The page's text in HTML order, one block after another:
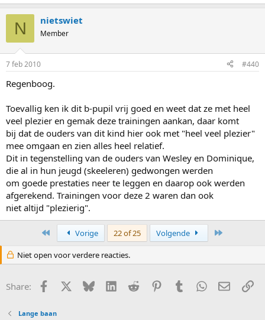
N nietswiet
Member
7 feb 2010 #440
Regenboog.
Toevallig ken ik dit b-pupil vrij goed en weet dat ze met heel
veel plezier en gemak deze trainingen aankan, daar komt
bij dat de ouders van dit kind hier ook met "heel veel plezier"
mee omgaan en zien alles heel relatief.
Dit in tegenstelling van de ouders van Wesley en Dominique,
die al in hun jeugd (skeeleren) gedwongen werden
om goede prestaties neer te leggen en daarop ook werden
afgerekend. Trainingen voor deze 2 waren dan ook
niet altijd "plezierig".
Vorige 22 of 25 Volgende
Niet open voor verdere reacties.
Share: Facebook Bluesky LinkedInReddit PinterestTumblrWhatsApp
E-mail
Lange baan